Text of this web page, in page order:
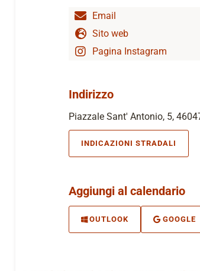
Email
Sito web
Pagina Instagram
Indirizzo
Piazzale Sant' Antonio, 5,
INDICAZIONI STRADALI
Aggiungi al calendario
OUTLOOK GOOGLE